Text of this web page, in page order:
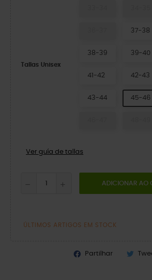
Tallas Unisex
37-38
38-39 39-40
41-42 42-43
43-44 45-46
Ver guía de tallas
ADICIONAR AO
ÚLTIMOS ARTIGOS EM STOCK
Partilhar